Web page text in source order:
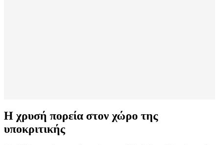
Η χρυσή πορεία στον χώρο της
υποκριτικής